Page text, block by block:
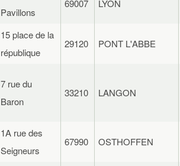
Pavillons
69007 LYON
15 place de la
république
29120 PONT L'ABBE
7 rue du
Baron
33210 LANGON
1A rue des
Seigneurs
67990 OSTHOFFEN